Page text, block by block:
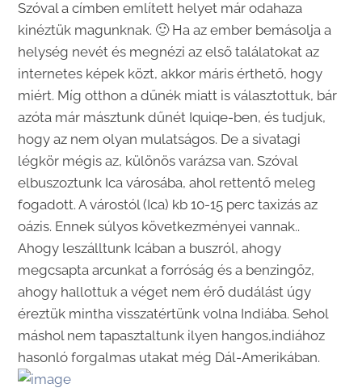
Szóval a címben említett helyet már odahaza
kinéztük magunknak. 🙂 Ha az ember bemásolja a
helység nevét és megnézi az első találatokat az
internetes képek közt, akkor máris érthető, hogy
miért. Míg otthon a dűnék miatt is választottuk, bár
azóta már másztunk dűnét Iquiqe-ben, és tudjuk,
hogy az nem olyan mulatságos. De a sivatagi
légkör mégis az, különös varázsa van. Szóval
elbuszoztunk Ica városába, ahol rettentő meleg
fogadott. A várostól (Ica) kb 10-15 perc taxizás az
oázis. Ennek súlyos következményei vannak..
Ahogy leszálltunk Icában a buszról, ahogy
megcsapta arcunkat a forróság és a benzingőz,
ahogy hallottuk a véget nem érő dudálást úgy
éreztük mintha visszatértünk volna Indiába. Sehol
máshol nem tapasztaltunk ilyen hangos,indiához
hasonló forgalmas utakat még Dál-Amerikában.